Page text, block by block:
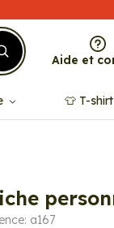
Aide et
👕​​ T-shirt
a167